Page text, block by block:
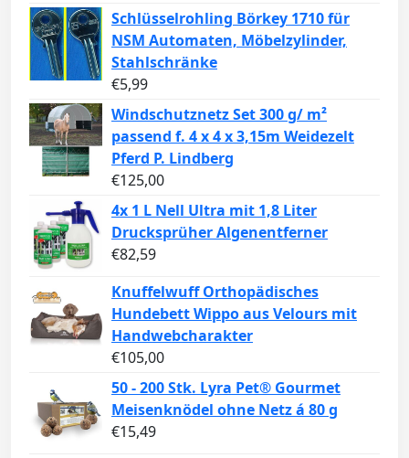
Schlüsselrohling Börkey 1710 für
NSM Automaten, Möbelzylinder,
Stahlschränke
€5,99
Windschutznetz Set 300 g/ m²
passend f. 4 x 4 x 3,15m Weidezelt
Pferd P. Lindberg
€125,00
4x 1 L Nell Ultra mit 1,8 Liter
Drucksprüher Algenentferner
€82,59
Knuffelwuff Orthopädisches
Hundebett Wippo aus Velours mit
Handwebcharakter
€105,00
50 - 200 Stk. Lyra Pet® Gourmet
Meisenknödel ohne Netz á 80 g
€15,49